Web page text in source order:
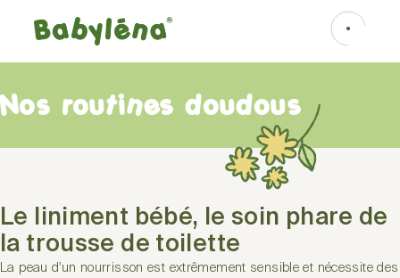
Nos routines doudous
Le liniment bébé, le soin phare de
la trousse de toilette
La peau d'un nourrisson est extrêmement sensible et nécessite des